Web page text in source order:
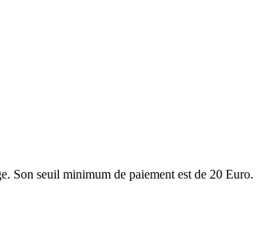
Son seuil minimum de paiement est de 20 Euro.